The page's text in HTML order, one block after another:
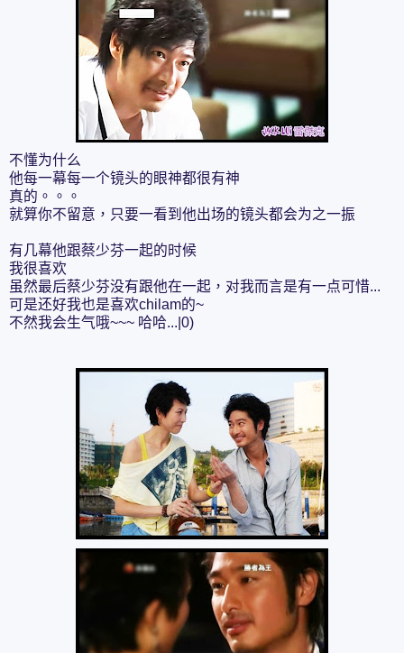
不懂为什么
他每一幕每一个镜头的眼神都很有神
真的。。。
就算你不留意，只要一看到他出场的镜头都会为之一振
有几幕他跟蔡少芬一起的时候
我很喜欢
虽然最后蔡少芬没有跟他在一起，对我而言是有一点可惜...
可是还好我也是喜欢chilam的~
不然我会生气哦~~~ 哈哈...|0)